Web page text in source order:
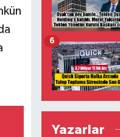
6
Yazarlar